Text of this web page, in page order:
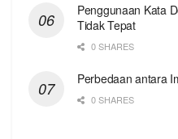
Penggunaan Kata
Tidak Tepat
0 SHARES
Perbedaan antara
0 SHARES